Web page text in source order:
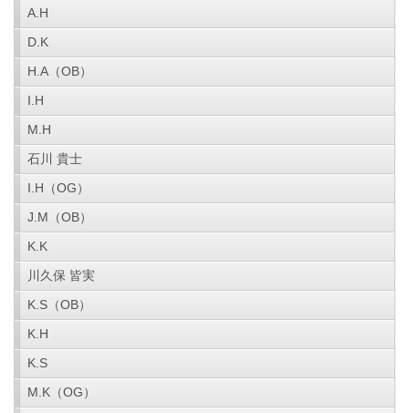
A.H
D.K
H.A（OB）
I.H
M.H
石川 貴士
I.H（OG）
J.M（OB）
K.K
川久保 皆実
K.S（OB）
K.H
K.S
M.K（OG）